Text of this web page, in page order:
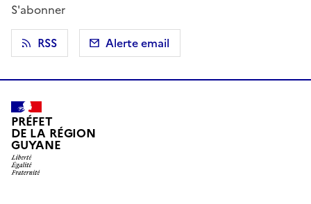
S'abonner
RSS
Alerte email
PRÉFET
DE LA RÉGION
GUYANE